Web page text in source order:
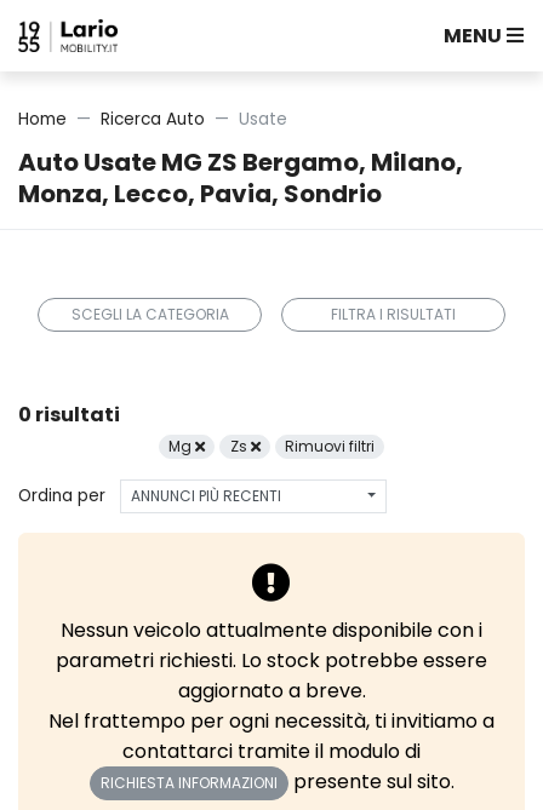
MENU
Auto Usate MG ZS Bergamo, Milano,
Monza, Lecco, Pavia, Sondrio
Home Ricerca Auto Usate
SCEGLI LA CATEGORIA FILTRA I RISULTATI
0 risultati
Mg Zs Rimuovi filtri
Ordina per ANNUNCI PIÙ RECENTI
Nessun veicolo attualmente disponibile con i
parametri richiesti. Lo stock potrebbe essere
aggiornato a breve.
Nel frattempo per ogni necessità, ti invitiamo a
contattarci tramite il modulo di
RICHIESTA INFORMAZIONI presente sul sito.